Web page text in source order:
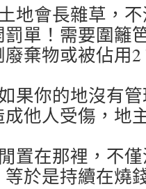
地會長雜草，
單！需要圍籬
棄物或被佔用2
果你的地沒有
他人受傷，地
置在那裡，不
於是持續在燒